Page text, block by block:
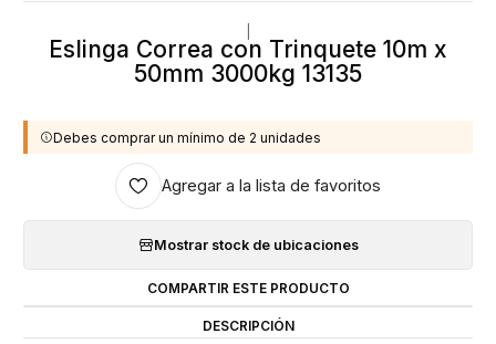
Eslinga Correa con Trinquete 10m x
50mm 3000kg 13135
Debes comprar un mínimo de 2 unidades
Agregar a la lista de favoritos
Mostrar stock de ubicaciones
COMPARTIR ESTE PRODUCTO
DESCRIPCIÓN